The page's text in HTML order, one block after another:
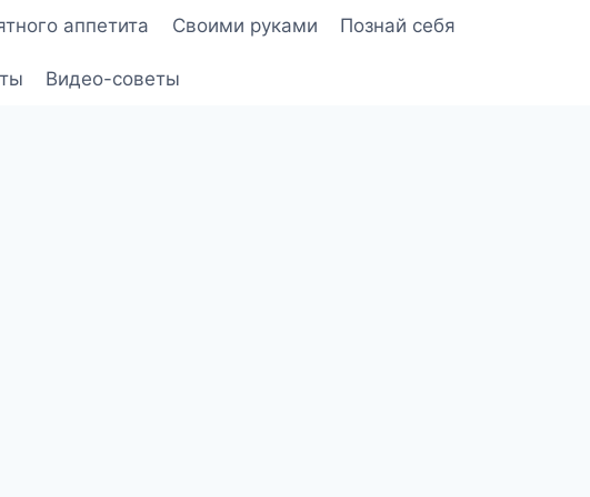
аппетита Своими руками Познай себя
Видео-советы